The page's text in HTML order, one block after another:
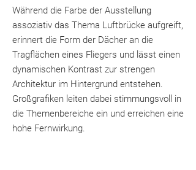
Während die Farbe der Ausstellung
assoziativ das Thema Luftbrücke aufgreift,
erinnert die Form der Dächer an die
Tragflächen eines Fliegers und lässt einen
dynamischen Kontrast zur strengen
Architektur im Hintergrund entstehen.
Großgrafiken leiten dabei stimmungsvoll in
die Themenbereiche ein und erreichen eine
hohe Fernwirkung.